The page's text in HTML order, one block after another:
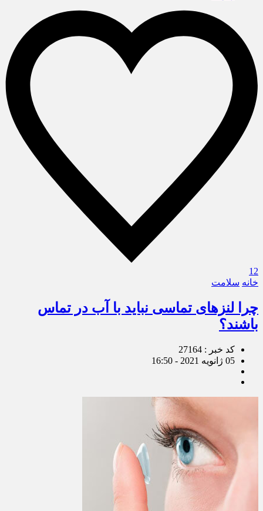
12
خانه سلامت
چرا لنزهای تماسی نباید با آب در تماس
باشند؟
کد خبر : 27164
05 ژانویه 2021 - 16:50